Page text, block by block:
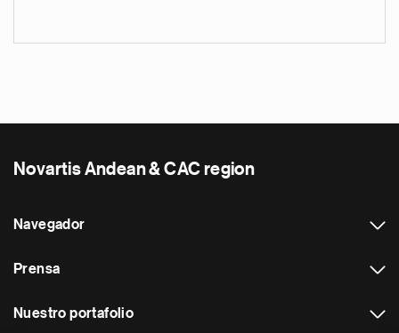
Novartis Andean & CAC region
Navegador
Prensa
Nuestro portafolio